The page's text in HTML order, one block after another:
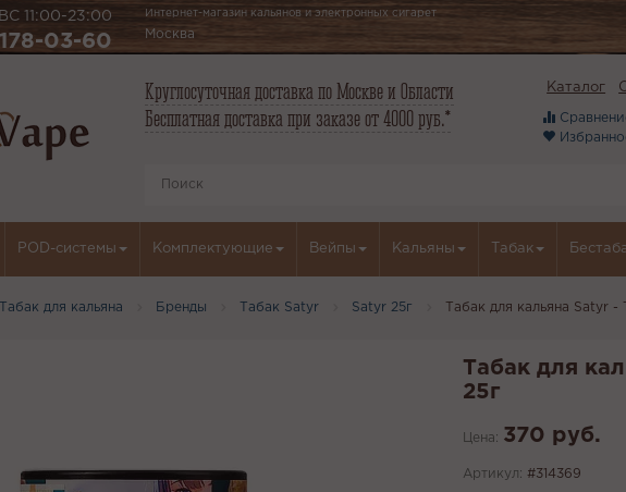
11:00-23:00
03-60
Интернет-магазин кальянов и электронных сигарет
Москва
Круглосуточная доставка по Москве и Области
Бесплатная доставка при заказе от 4000 руб.*
Каталог
POD-системы Комплектующие Вейпы Кальяны Табак
Табак для кальяна Бренды Табак Satyr Satyr 25г Табак для кальяна Satyr
Табак для
25г
Цена: 370 руб.
Артикул: #314369